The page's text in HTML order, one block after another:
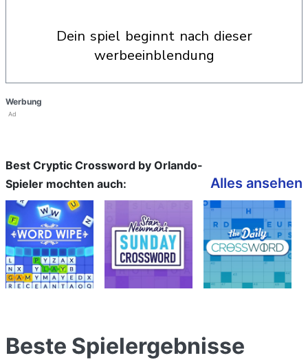
dein spiel beginnt nach dieser
werbeeinblendung
Werbung
Ad
Best Cryptic Crossword by Orlando-
Spieler mochten auch:
Alles ansehen
Beste Spielergebnisse